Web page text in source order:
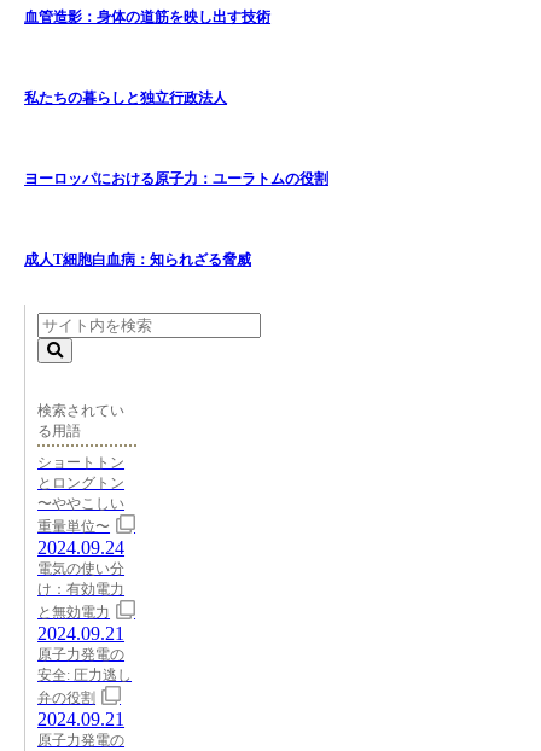
血管造影：身体の道筋を映し出す技術
私たちの暮らしと独立行政法人
ヨーロッパにおける原子力：ユーラトムの役割
成人T細胞白血病：知られざる脅威
検索されてい
る用語
ショートトン
とロングトン
〜ややこしい
重量単位〜
2024.09.24
電気の使い分
け：有効電力
と無効電力
2024.09.21
原子力発電の
安全: 圧力逃し
弁の役割
2024.09.21
原子力発電の